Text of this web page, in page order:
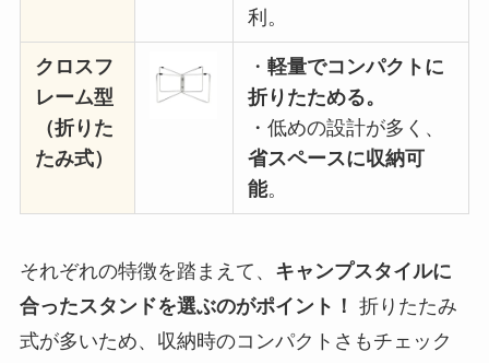
利。
クロスフ
レーム型
（折りた
たみ式）
・軽量でコンパクトに
折りたためる。
・低めの設計が多く、
省スペースに収納可
能。
それぞれの特徴を踏まえて、 キャンプスタイルに
合ったスタンドを選ぶのがポイント！ 折りたたみ
式が多いため、収納時のコンパクトさもチェック